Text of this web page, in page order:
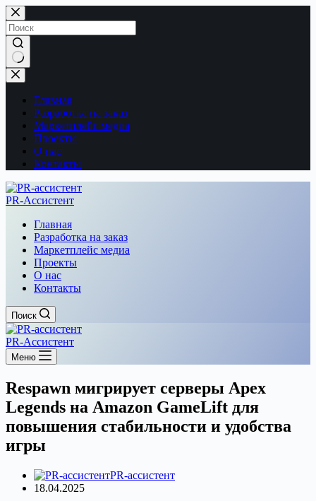
Перейти
к
сути
Ничего
не
найденоГлавная
Разработка на заказ
Маркетплейс медиа
Проекты
О нас
Контакты
PR-Ассистент
Главная
Разработка на заказ
Маркетплейс медиа
Проекты
О нас
Контакты
Поиск
PR-Ассистент
Меню
Respawn мигрирует серверы Apex
Legends на Amazon GameLift для
повышения стабильности и удобства
игры
PR-ассистент
18.04.2025